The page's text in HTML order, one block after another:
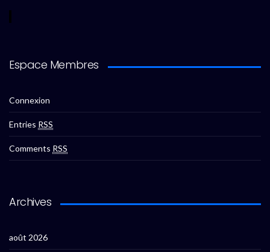
Espace Membres
Connexion
Entries RSS
Comments RSS
Archives
août 2026